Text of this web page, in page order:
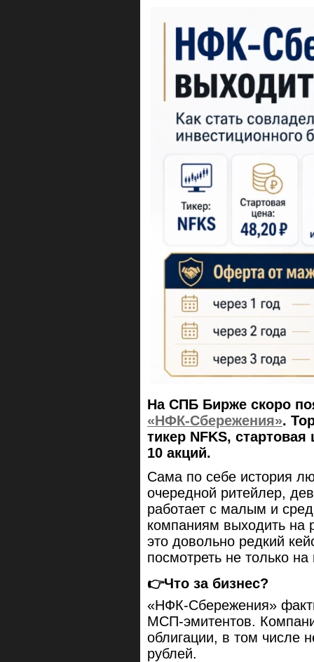
На СПБ Бирже скоро
«НФК-Сбережения».
тикер NFKS,
10 акций.
Сама по себе история
очередной ритейлер,
работает с малым и
компаниям выходить на
это довольно редкий
посмотреть не только
👉Что за бизнес?
«НФК-Сбережения»
МСП-эмитентов.
облигации, в том числе
рублей.